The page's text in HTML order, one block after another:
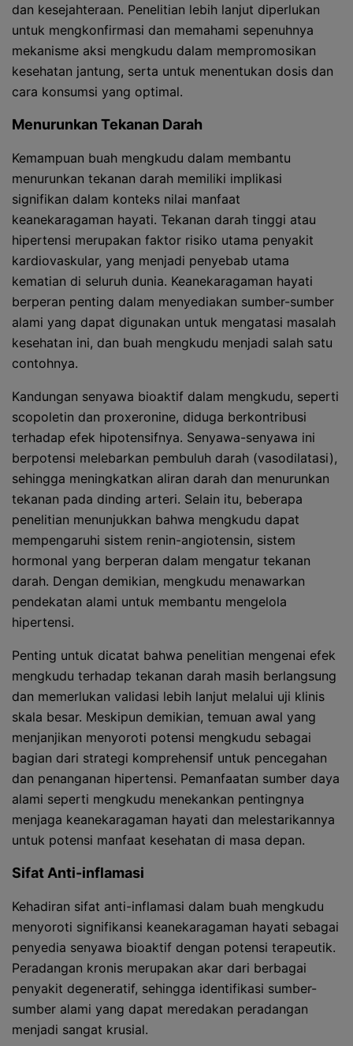
dan kesejahteraan. Penelitian lebih lanjut diperlukan
untuk mengkonfirmasi dan memahami sepenuhnya
mekanisme aksi mengkudu dalam mempromosikan
kesehatan jantung, serta untuk menentukan dosis dan
cara konsumsi yang optimal.
Menurunkan Tekanan Darah
Kemampuan buah mengkudu dalam membantu
menurunkan tekanan darah memiliki implikasi
signifikan dalam konteks nilai manfaat
keanekaragaman hayati. Tekanan darah tinggi atau
hipertensi merupakan faktor risiko utama penyakit
kardiovaskular, yang menjadi penyebab utama
kematian di seluruh dunia. Keanekaragaman hayati
berperan penting dalam menyediakan sumber-sumber
alami yang dapat digunakan untuk mengatasi masalah
kesehatan ini, dan buah mengkudu menjadi salah satu
contohnya.
Kandungan senyawa bioaktif dalam mengkudu, seperti
scopoletin dan proxeronine, diduga berkontribusi
terhadap efek hipotensifnya. Senyawa-senyawa ini
berpotensi melebarkan pembuluh darah (vasodilatasi),
sehingga meningkatkan aliran darah dan menurunkan
tekanan pada dinding arteri. Selain itu, beberapa
penelitian menunjukkan bahwa mengkudu dapat
mempengaruhi sistem renin-angiotensin, sistem
hormonal yang berperan dalam mengatur tekanan
darah. Dengan demikian, mengkudu menawarkan
pendekatan alami untuk membantu mengelola
hipertensi.
Penting untuk dicatat bahwa penelitian mengenai efek
mengkudu terhadap tekanan darah masih berlangsung
dan memerlukan validasi lebih lanjut melalui uji klinis
skala besar. Meskipun demikian, temuan awal yang
menjanjikan menyoroti potensi mengkudu sebagai
bagian dari strategi komprehensif untuk pencegahan
dan penanganan hipertensi. Pemanfaatan sumber daya
alami seperti mengkudu menekankan pentingnya
menjaga keanekaragaman hayati dan melestarikannya
untuk potensi manfaat kesehatan di masa depan.
Sifat Anti-inflamasi
Kehadiran sifat anti-inflamasi dalam buah mengkudu
menyoroti signifikansi keanekaragaman hayati sebagai
penyedia senyawa bioaktif dengan potensi terapeutik.
Peradangan kronis merupakan akar dari berbagai
penyakit degeneratif, sehingga identifikasi sumber-
sumber alami yang dapat meredakan peradangan
menjadi sangat krusial.